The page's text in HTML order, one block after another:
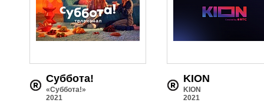
Суббота!
«Суббота!»
2021
KION
KION
2021